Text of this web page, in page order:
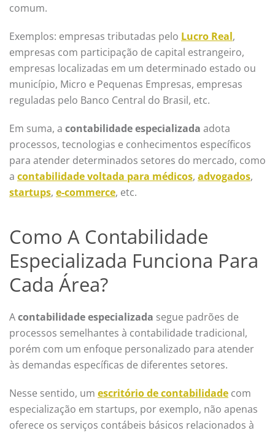
comum.
Exemplos: empresas tributadas pelo Lucro Real,
empresas com participação de capital estrangeiro,
empresas localizadas em um determinado estado ou
município, Micro e Pequenas Empresas, empresas
reguladas pelo Banco Central do Brasil, etc.
Em suma, a contabilidade especializada adota
processos, tecnologias e conhecimentos específicos
para atender determinados setores do mercado, como
a contabilidade voltada para médicos, advogados,
startups, e-commerce, etc.
Como A Contabilidade
Especializada Funciona Para
Cada Área?
Acontabilidade especializada segue padrões de
processos semelhantes à contabilidade tradicional,
porém com um enfoque personalizado para atender
às demandas específicas de diferentes setores.
Nesse sentido, um escritório de contabilidade com
especialização em startups, por exemplo, não apenas
oferece os serviços contábeis básicos relacionados à